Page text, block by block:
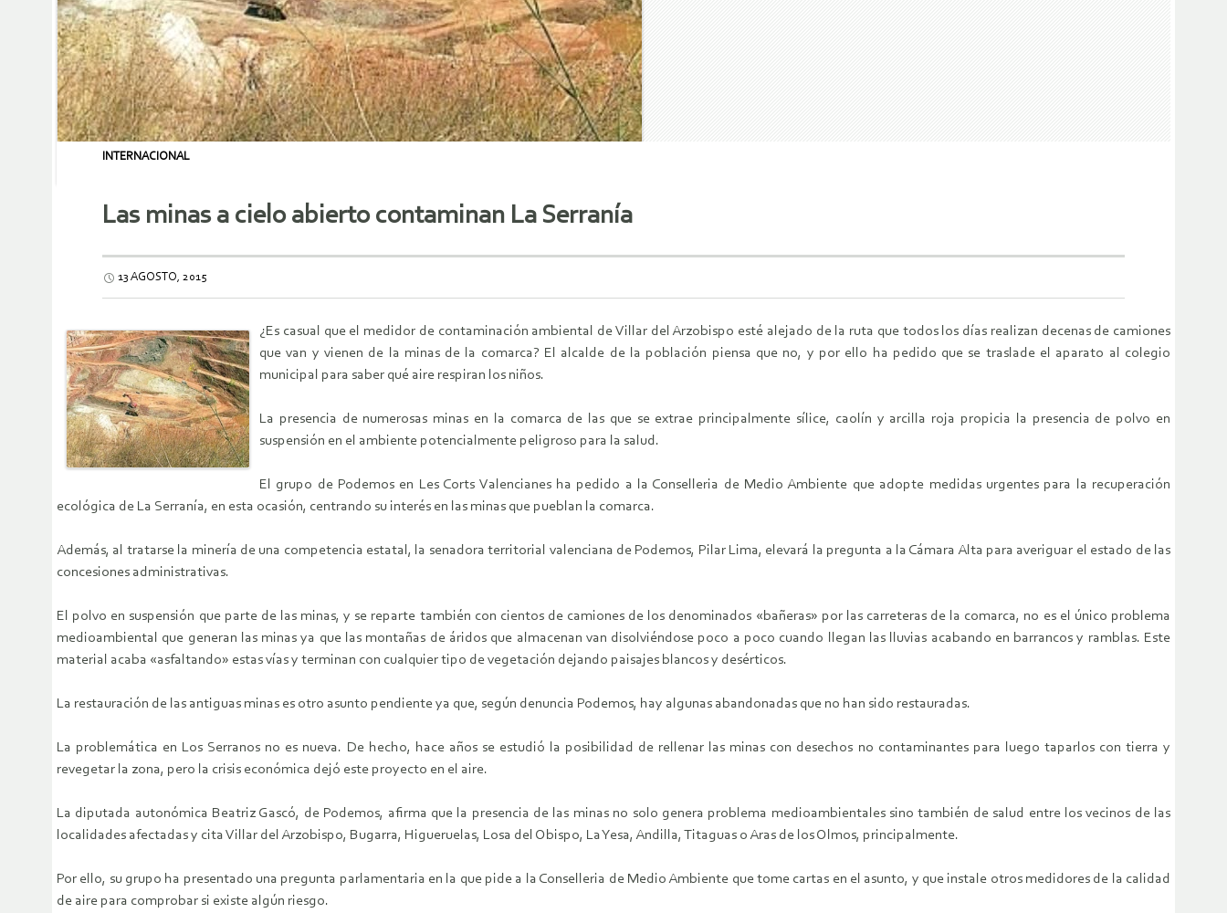
INTERNACIONAL
Las minas a cielo abierto contaminan La Serranía
13 AGOSTO, 2015
¿Es casual que el medidor de contaminación ambiental de Villar del Arzobispo esté alejado de la ruta que todos los días realizan decenas de camiones
que van y vienen de la minas de la comarca? El alcalde de la población piensa que no, y por ello ha pedido que se traslade el aparato al colegio
municipal para saber qué aire respiran los niños.
La presencia de numerosas minas en la comarca de las que se extrae principalmente sílice, caolín y arcilla roja propicia la presencia de polvo en
suspensión en el ambiente potencialmente peligroso para la salud.
El grupo de Podemos en Les Corts Valencianes ha pedido a la Conselleria de Medio Ambiente que adopte medidas urgentes para la recuperación
ecológica de La Serranía, en esta ocasión, centrando su interés en las minas que pueblan la comarca.
Además, al tratarse la minería de una competencia estatal, la senadora territorial valenciana de Podemos, Pilar Lima, elevará la pregunta a la Cámara Alta para averiguar el estado de las
concesiones administrativas.
El polvo en suspensión que parte de las minas, y se reparte también con cientos de camiones de los denominados «bañeras» por las carreteras de la comarca, no es el único problema
medioambiental que generan las minas ya que las montañas de áridos que almacenan van disolviéndose poco a poco cuando llegan las lluvias acabando en barrancos y ramblas. Este
material acaba «asfaltando» estas vías y terminan con cualquier tipo de vegetación dejando paisajes blancos y desérticos.
La restauración de las antiguas minas es otro asunto pendiente ya que, según denuncia Podemos, hay algunas abandonadas que no han sido restauradas.
La problemática en Los Serranos no es nueva. De hecho, hace años se estudió la posibilidad de rellenar las minas con desechos no contaminantes para luego taparlos con tierra y
revegetar la zona, pero la crisis económica dejó este proyecto en el aire.
La diputada autonómica Beatriz Gascó, de Podemos, afirma que la presencia de las minas no solo genera problema medioambientales sino también de salud entre los vecinos de las
localidades afectadas y cita Villar del Arzobispo, Bugarra, Higueruelas, Losa del Obispo, La Yesa, Andilla, Titaguas o Aras de los Olmos, principalmente.
Por ello, su grupo ha presentado una pregunta parlamentaria en la que pide a la Conselleria de Medio Ambiente que tome cartas en el asunto, y que instale otros medidores de la calidad
de aire para comprobar si existe algún riesgo.